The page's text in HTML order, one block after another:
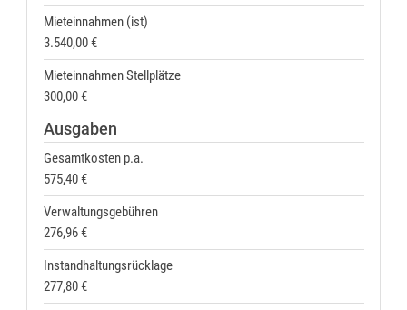
Mieteinnahmen (ist)
3.540,00 €
Mieteinnahmen Stellplätze
300,00 €
Ausgaben
Gesamtkosten p.a.
575,40 €
Verwaltungsgebühren
276,96 €
Instandhaltungsrücklage
277,80 €